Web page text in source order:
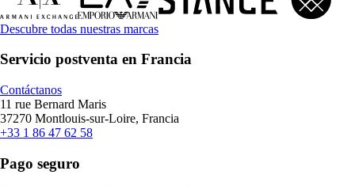
Descubre todas nuestras marcas
Servicio postventa en Francia
Contáctanos
11 rue Bernard Maris
37270 Montlouis-sur-Loire, Francia
+33 1 86 47 62 58
Pago seguro